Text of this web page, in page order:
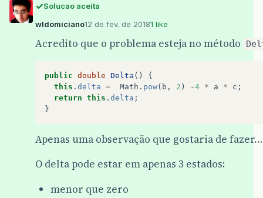
Solucao aceita
wldomiciano12 de fev. de 20181 like
Acredito que o problema esteja no método
public double Delta ()
{
this . delta = Math . pow( b , 2 ) -4 * a * c ;
return this . delta ;
}
Apenas uma observação que gostaria de fazer…
O delta pode estar em apenas 3 estados:
menor que zero